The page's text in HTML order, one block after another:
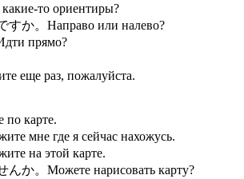
то ориентиры?
か。Направо или налево?
прямо?
еще раз, пожалуйста.
карте.
мне где я сейчас нахожусь.
на этой карте.
か。Можете нарисовать карту?